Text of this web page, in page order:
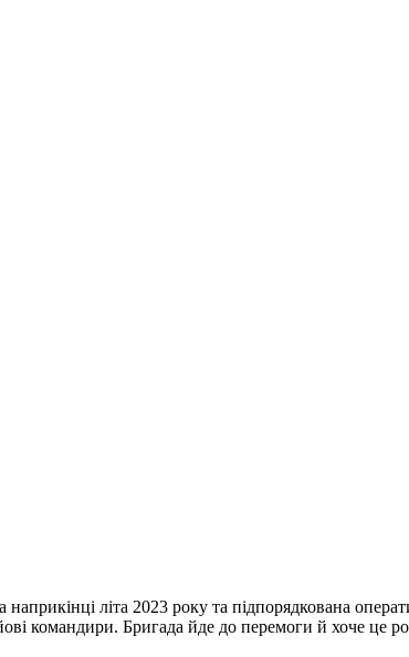
літа 2023 року та підпорядкована
командири. Бригада йде до перемоги й хоче це